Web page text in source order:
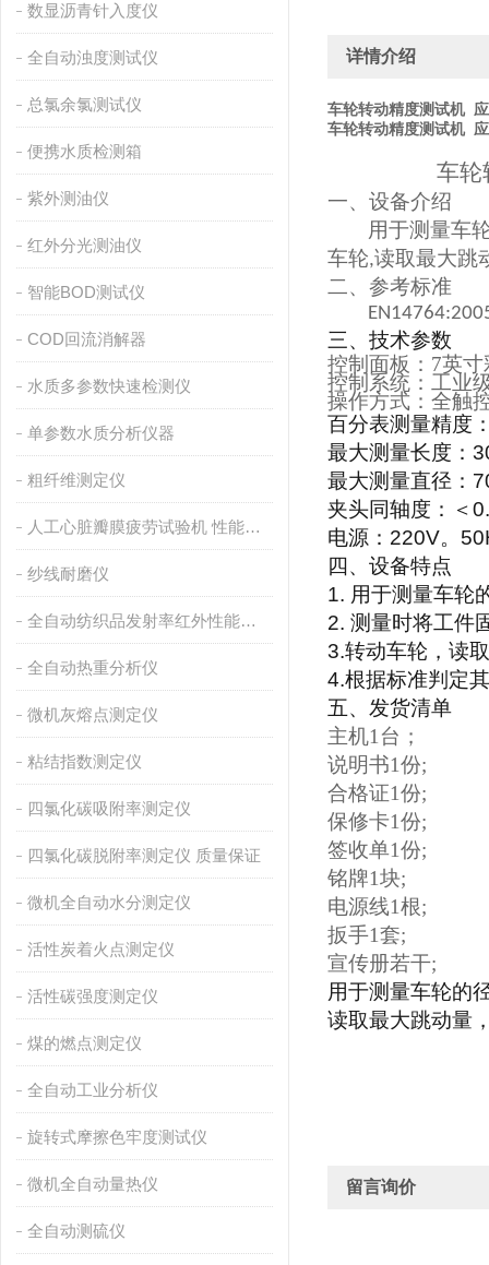
数显沥青针入度仪
全自动浊度测试仪
总氯余氯测试仪
便携水质检测箱
紫外测油仪
红外分光测油仪
智能BOD测试仪
COD回流消解器
水质多参数快速检测仪
单参数水质分析仪器
粗纤维测定仪
人工心脏瓣膜疲劳试验机 性能稳定
纱线耐磨仪
全自动纺织品发射率红外性能分析
全自动热重分析仪
微机灰熔点测定仪
粘结指数测定仪
四氯化碳吸附率测定仪
四氯化碳脱附率测定仪 质量保证
微机全自动水分测定仪
活性炭着火点测定仪
活性碳强度测定仪
煤的燃点测定仪
全自动工业分析仪
旋转式摩擦色牢度测试仪
微机全自动量热仪
全自动测硫仪
详情介绍
车轮转动精度测试机
车轮转动精度测试机
车轮
一、 设备介绍
用于测量车
车轮,读取最大跳
二、 参考标准
三、 技术参数
控制面板： 7英
控制系统：工业
操作方式：全触
百分表测量精度
最大测量长度：
最大测量直径：
夹头同轴度：＜
电源： 220V。
四、 设备特点
1. 用于测量车轮
2. 测量时将工件
3.转动车轮，读
4.根据标准判定
五、 发货清单
主机1台；
说明书1份;
合格证1份;
保修卡1份;
签收单1份;
铭牌1块;
电源线1根;
扳手1套;
宣传册若干;
用于测量车轮的
读取最大跳动量
留言询价